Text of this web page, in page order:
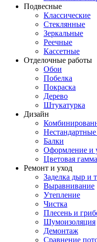
Подвесные
Классические
Стеклянные
Зеркальные
Реечные
Кассетные
Отделочные работы
Обои
Побелка
Покраска
Дерево
Штукатурка
Дизайн
Балки
Оформление и
Цветовая гамма
Ремонт и уход
Заделка дыр и
Выравнивание
Утепление
Чистка
Плесень и
Шумоизоляция
Демонтаж
Сравнение